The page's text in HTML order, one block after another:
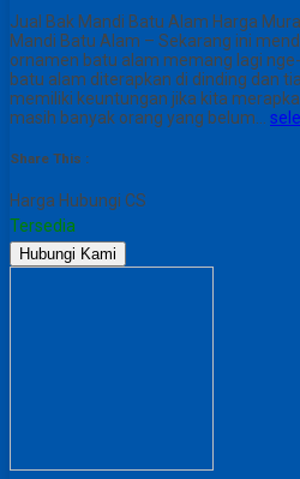
Jual Bak Mandi Batu Alam Harga
Mandi Batu Alam – Sekarang ini
ornamen batu alam memang lagi
batu alam diterapkan di dinding dan
memiliki keuntungan jika kita
masih banyak orang yang belum…
Share This :
Harga Hubungi CS
Tersedia
Hubungi Kami